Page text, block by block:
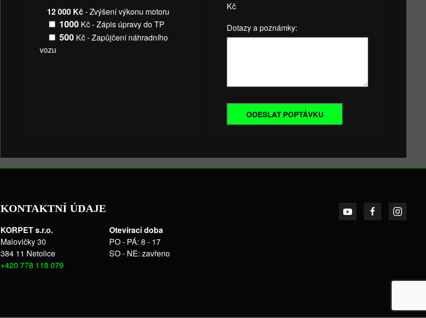
12 000 Kč- Zvýšení výkonu motoru
1000Kč - Zápis úpravy do TP
500Kč - Zapůjčení náhradního
vozu
Kč
Dotazy a poznámky:
KONTAKTNÍ ÚDAJE
KORPET s.r.o.
Malovičky 30
384 11 Netolice
+420 778 118 079
Otevírací doba
PO - PÁ: 8 - 17
SO - NE: zavřeno